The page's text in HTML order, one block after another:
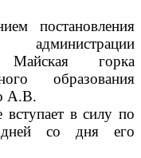
постановления
Майская горка
образования
А.В.
вступает в силу по
дней со дня его